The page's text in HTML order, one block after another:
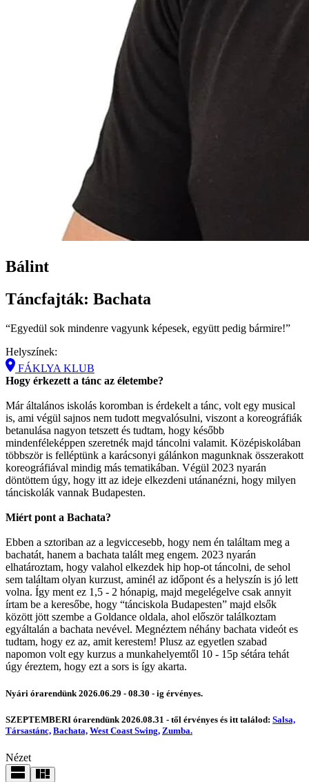
Bálint
Táncfajták: Bachata
“Egyedül sok mindenre vagyunk képesek, együtt pedig bármire!”
Helyszínek:
FÁKLYA KLUB
Hogy érkezett a tánc az életembe?
Már általános iskolás koromban is érdekelt a tánc, volt egy musical
is, ami végül sajnos nem tudott megvalósulni, viszont a koreográfiák
betanulása nagyon tetszett és tudtam, hogy később
mindenféleképpen szeretnék majd táncolni valamit. Középiskolában
többször is felléptünk a karácsonyi gálánkon magunknak összerakott
koreográfiával mindig más tematikában. Végül 2023 nyarán
döntöttem úgy, hogy itt az ideje elkezdeni utánanézni, hogy milyen
tánciskolák vannak Budapesten.
Miért pont a Bachata?
Ebben a sztoriban az a legviccesebb, hogy nem én találtam meg a
bachatát, hanem a bachata talált meg engem. 2023 nyarán
elhatároztam, hogy valahol elkezdek hip hop-ot táncolni, de sehol
sem találtam olyan kurzust, aminél az időpont és a helyszín is jó lett
volna. Így ment ez 1,5 - 2 hónapig, majd megelégelve csak annyit
írtam be a keresőbe, hogy “tánciskola Budapesten” majd elsők
között jött szembe a Goldance oldala, ahol először találkoztam
egyáltalán a bachata nevével. Megnéztem néhány bachata videót es
tudtam, hogy ez az, amit kerestem! Plusz az egyetlen szabad
napomon volt egy kurzus a munkahelyemtől 10 - 15p sétára tehát
úgy éreztem, hogy ezt a sors is így akarta.
Nyári órarendünk 2026.06.29 - 08.30 - ig érvényes.
SZEPTEMBERI órarendünk 2026.08.31 - től érvényes és itt találod: Salsa,
Társastánc, Bachata, West Coast Swing, Zumba.
Nézet